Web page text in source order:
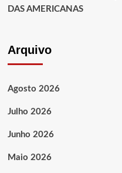
DAS AMERICANAS
Arquivo
Agosto 2026
Julho 2026
Junho 2026
Maio 2026